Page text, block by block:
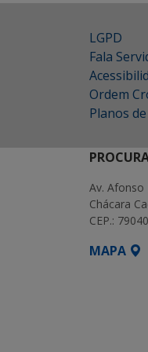
LGPD
Fala
Ordem
Planos
Av. Afonso
Chácara
CEP.:
MAPA